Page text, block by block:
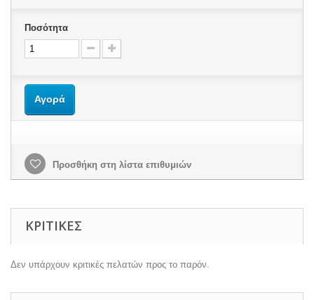
Ποσότητα
Αγορά
Προσθήκη στη λίστα επιθυμιών
ΚΡΙΤΙΚΈΣ
Δεν υπάρχουν κριτικές πελατών προς το παρόν.